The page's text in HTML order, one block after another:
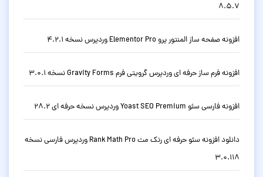
8.5.7
افزونه صفحه ساز المنتور پرو Elementor Pro وردپرس نسخه 4.2.1
افزونه فرم ساز حرفه ای وردپرس گرویتی فرم Gravity Forms نسخه 3.0.1
افزونه فارسی سئو Yoast SEO Premium وردپرس نسخه حرفه ای 28.2
دانلود افزونه سئو حرفه ای رنک مث Rank Math Pro وردپرس فارسی نسخه
3.0.118